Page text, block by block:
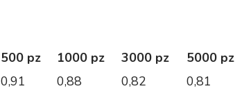
500 pz 1000 pz 3000 pz 5000 pz
0,91 0,88 0,82 0,81